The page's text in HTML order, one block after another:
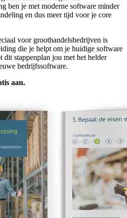
ben je met moderne software minder
en dus meer tijd voor je core
voor groothandelsbedrijven is
die je helpt om je huidige software
dit stappenplan jou met het helder
bedrijfssoftware.
aan.